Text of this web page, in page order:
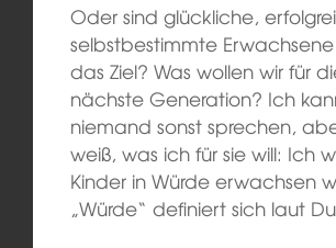
Oder sind glückliche,
selbstbestimmte
das Ziel? Was wollen wir für
nächste Generation? Ich
niemand sonst sprechen,
weiß, was ich für sie will: Ich
Kinder in Würde erwachsen
„Würde“ definiert sich laut